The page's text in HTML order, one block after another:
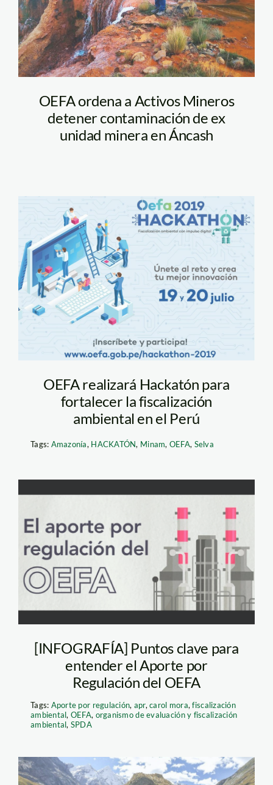
OEFA ordena a Activos Mineros
detener contaminación de ex
unidad minera en Áncash
hackaton—oefa
OEFA realizará Hackatón para
fortalecer la fiscalización
ambiental en el Perú
Tags: Amazonía, HACKATÓN, Minam, OEFA, Selva
oefa-apr
[INFOGRAFÍA] Puntos clave para
entender el Aporte por
Regulación del OEFA
Tags: Aporte por regulación, apr,carol mora,fiscalización
ambiental, OEFA, organismo de evaluación y fiscalización
ambiental, SPDA